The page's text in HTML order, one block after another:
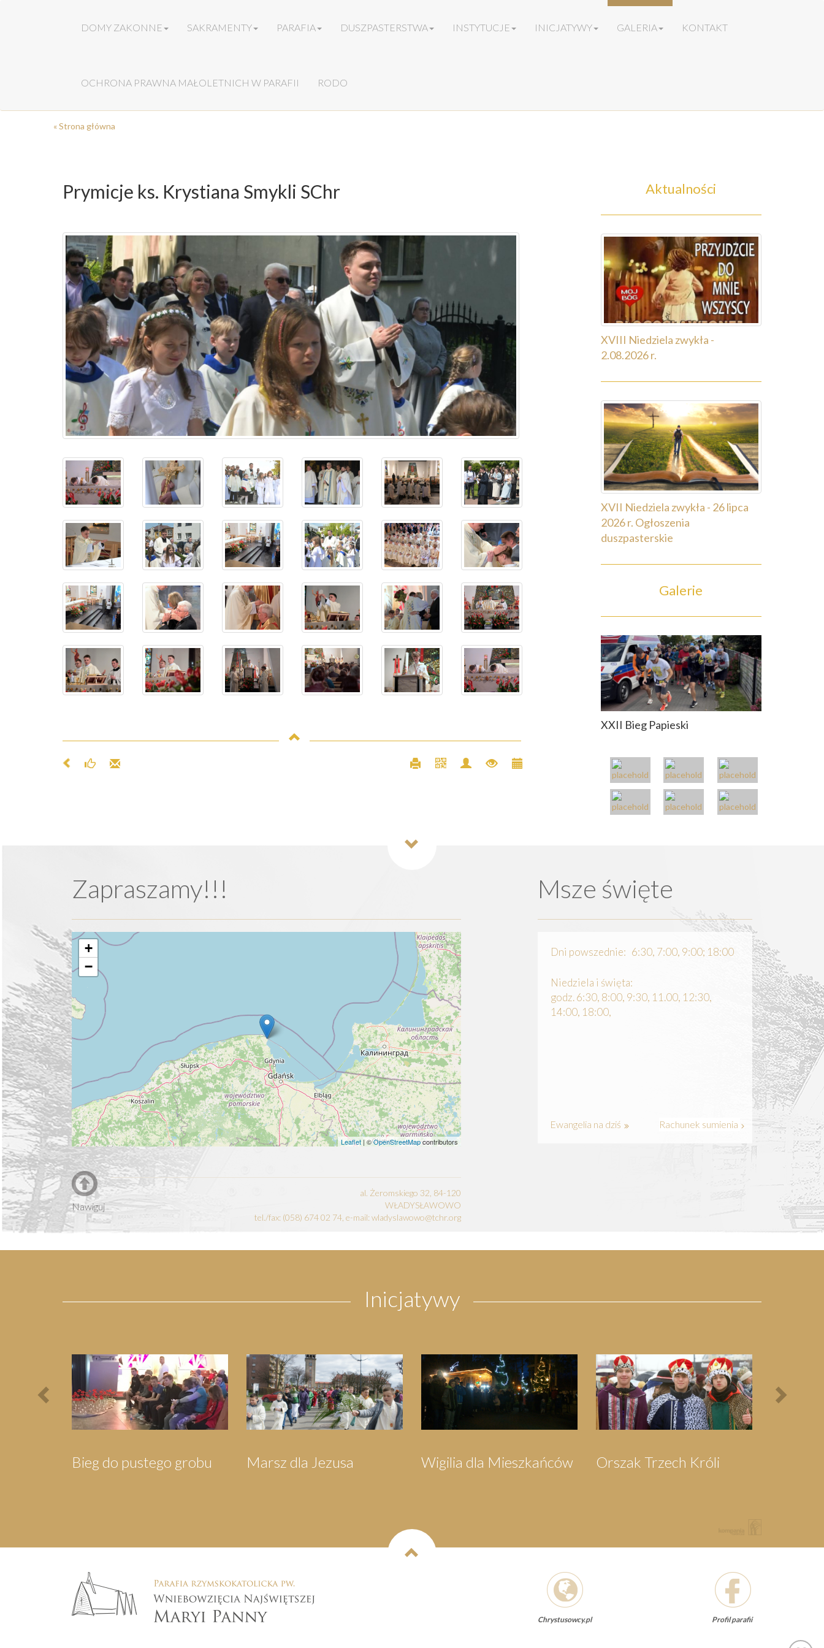
DOMY ZAKONNE SAKRAMENTY PARAFIA DUSZPASTERSTWA INSTYTUCJE INICJATYWY GALERIA KONTAKT
OCHRONA PRAWNA MAŁOLETNICH W PARAFII RODO
« Strona główna
Prymicje ks. Krystiana Smykli SChr Aktualności
XVIII Niedziela zwykła -
2.08.2026 r.
XVII Niedziela zwykła - 26 lipca
2026 r. Ogłoszenia
duszpasterskie
Galerie
XXII Bieg Papieski
Zapraszamy!!!
+
−
Leaflet | ©OpenStreetMapcontributors
Nawiguj
al. Żeromskiego 32, 84-120
WŁADYSŁAWOWO
tel./fax: (058) 674 02 74, e-mail: wladyslawowo@tchr.org
Msze święte
Dni powszednie: 6:30, 7:00, 9:00; 18:00
Niedziela i święta:
godz. 6:30, 8:00, 9:30, 11.00, 12:30,
14:00, 18:00,
Ewangelia na dziś Rachunek sumienia
Inicjatywy
Wigilia dla Mieszkańców Orszak Trzech Króli
Pielgrzymka do
Pielgrzymka do
Previous
Chrystusowcy.pl Profil parafii